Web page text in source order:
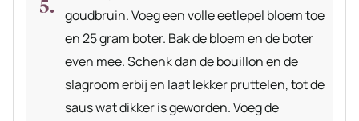
goudbruin. Voeg een volle eetlepel bloem toe
en 25 gram boter. Bak de bloem en de boter
even mee. Schenk dan de bouillon en de
slagroom erbij en laat lekker pruttelen, tot de
saus wat dikker is geworden. Voeg de